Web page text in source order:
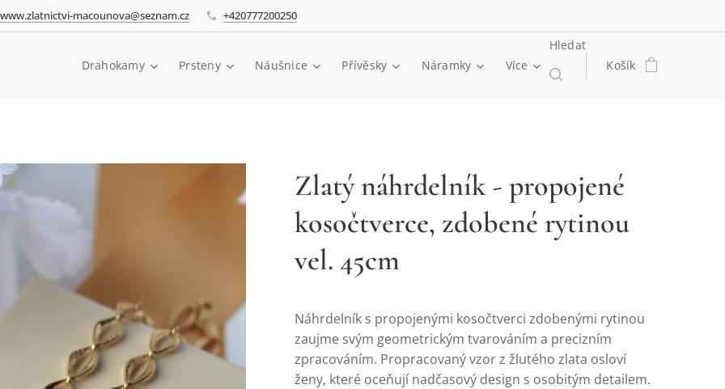
www.zlatnictvi-macounova@seznam.cz +420777200250
Drahokamy Prsteny Náušnice Přívěsky Náramky Více
Hledat
Košík
Zlatý náhrdelník - propojené
kosočtverce, zdobené rytinou
vel. 45cm
Náhrdelník s propojenými kosočtverci zdobenými rytinou
zaujme svým geometrickým tvarováním a precizním
zpracováním. Propracovaný vzor z žlutého zlata osloví
ženy, které oceňují nadčasový design s osobitým detailem.